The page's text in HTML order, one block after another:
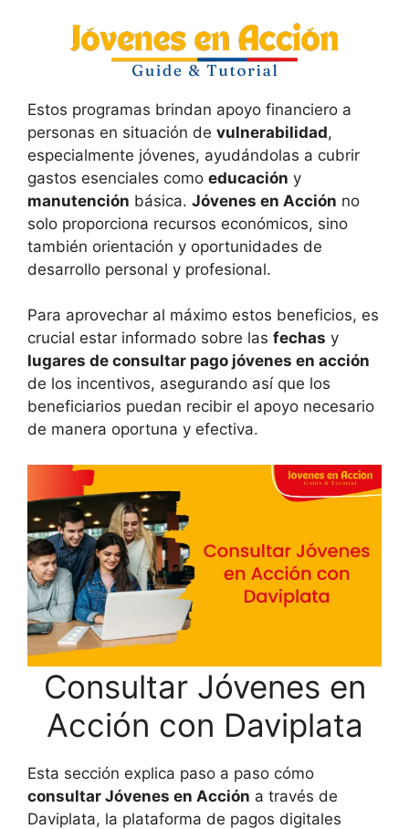
Estos programas brindan apoyo financiero a
personas en situación de vulnerabilidad,
especialmente jóvenes, ayudándolas a cubrir
gastos esenciales como educación y
manutención básica. Jóvenes en Acción no
solo proporciona recursos económicos, sino
también orientación y oportunidades de
desarrollo personal y profesional.
Para aprovechar al máximo estos beneficios, es
crucial estar informado sobre las fechas y
lugares de consultar pago jóvenes en acción
de los incentivos, asegurando así que los
beneficiarios puedan recibir el apoyo necesario
de manera oportuna y efectiva.
Consultar Jóvenes en
Acción con Daviplata
Esta sección explica paso a paso cómo
consultar Jóvenes en Acción a través de
Daviplata, la plataforma de pagos digitales